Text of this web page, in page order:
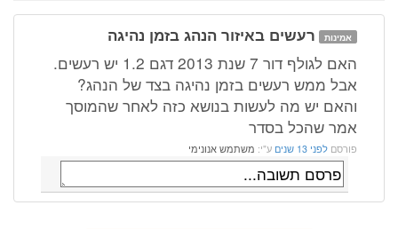
אמינות רעשים באיזור הנהג בזמן נהיגה
האם לגולף דור 7 שנת 2013 דגם 1.2 יש רעשים.
אבל ממש רעשים בזמן נהיגה בצד של הנהג?
והאם יש מה לעשות בנושא כזה לאחר שהמוסך
אמר שהכל בסדר
פורסם לפני 13 שנים ע"י: משתמש אנונימי